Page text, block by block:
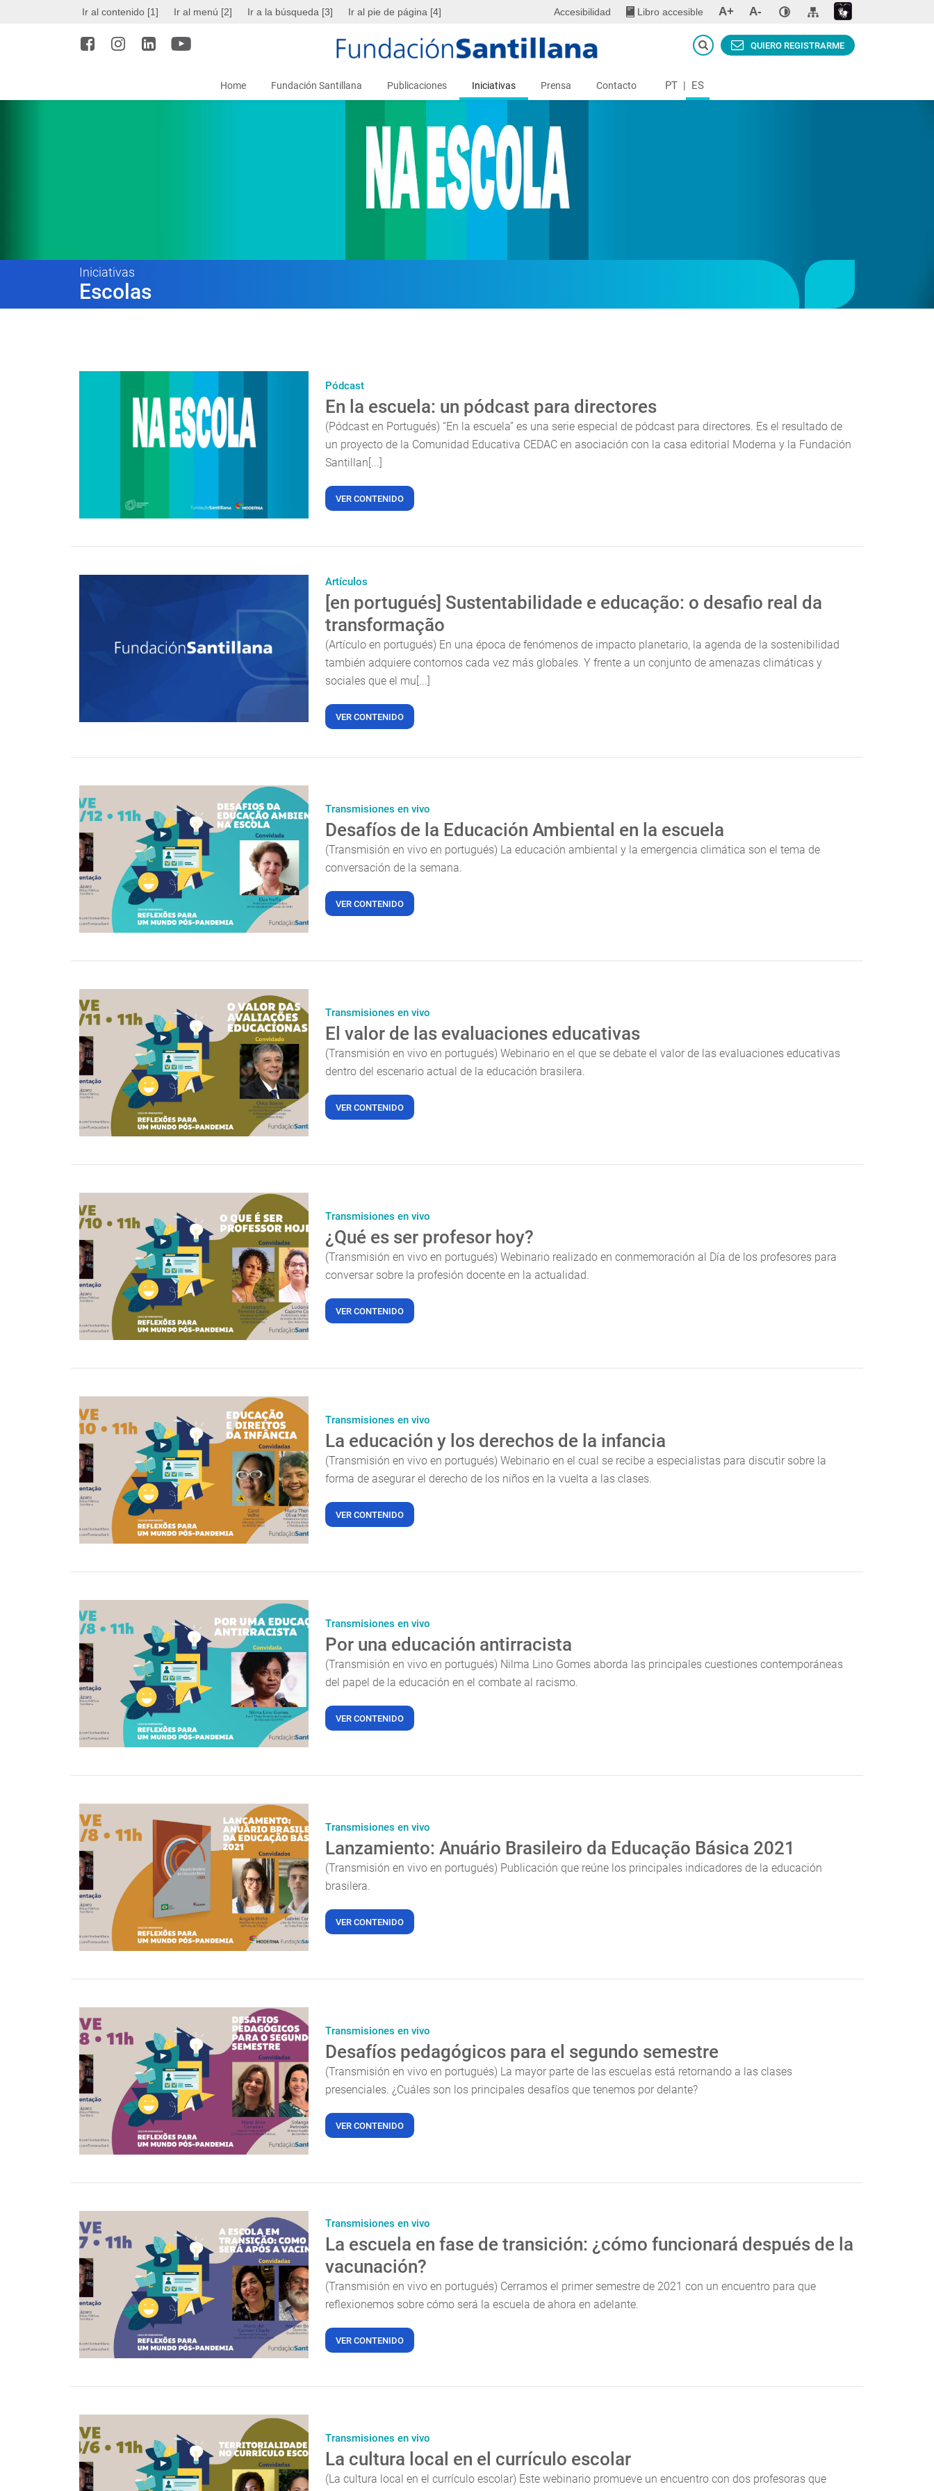
Ir al contenido [1] Ir al menú [2] Ir a la búsqueda [3] Ir al pie de página [4] Accesibilidad Libro accesible A+ A-
Home Fundación Santillana Publicaciones Iniciativas Prensa Contacto PT | ES
QUIERO REGISTRARME
Iniciativas
Escolas
Pódcast
En la escuela: un pódcast para directores
(Pódcast en Portugués) “En la escuela” es una serie especial de pódcast para directores. Es el resultado de
un proyecto de la Comunidad Educativa CEDAC en asociación con la casa editorial Moderna y la Fundación
Santillan[...]
VER CONTENIDO
Artículos
[en portugués] Sustentabilidade e educação: o desafio real da
transformação
(Artículo en portugués) En una época de fenómenos de impacto planetario, la agenda de la sostenibilidad
también adquiere contornos cada vez más globales. Y frente a un conjunto de amenazas climáticas y
sociales que el mu[...]
VER CONTENIDO
Transmisiones en vivo
Desafíos de la Educación Ambiental en la escuela
(Transmisión en vivo en portugués) La educación ambiental y la emergencia climática son el tema de
conversación de la semana.
VER CONTENIDO
Transmisiones en vivo
El valor de las evaluaciones educativas
(Transmisión en vivo en portugués) Webinario en el que se debate el valor de las evaluaciones educativas
dentro del escenario actual de la educación brasilera.
VER CONTENIDO
Transmisiones en vivo
¿Qué es ser profesor hoy?
(Transmisión en vivo en portugués) Webinario realizado en conmemoración al Día de los profesores para
conversar sobre la profesión docente en la actualidad.
VER CONTENIDO
Transmisiones en vivo
La educación y los derechos de la infancia
(Transmisión en vivo en portugués) Webinario en el cual se recibe a especialistas para discutir sobre la
forma de asegurar el derecho de los niños en la vuelta a las clases.
VER CONTENIDO
Transmisiones en vivo
Por una educación antirracista
(Transmisión en vivo en portugués) Nilma Lino Gomes aborda las principales cuestiones contemporáneas
del papel de la educación en el combate al racismo.
VER CONTENIDO
Transmisiones en vivo
Lanzamiento: Anuário Brasileiro da Educação Básica 2021
(Transmisión en vivo en portugués) Publicación que reúne los principales indicadores de la educación
brasilera.
VER CONTENIDO
Transmisiones en vivo
Desafíos pedagógicos para el segundo semestre
(Transmisión en vivo en portugués) La mayor parte de las escuelas está retornando a las clases
presenciales. ¿Cuáles son los principales desafíos que tenemos por delante?
VER CONTENIDO
Transmisiones en vivo
La escuela en fase de transición: ¿cómo funcionará después de la
vacunación?
(Transmisión en vivo en portugués) Cerramos el primer semestre de 2021 con un encuentro para que
reflexionemos sobre cómo será la escuela de ahora en adelante.
VER CONTENIDO
Transmisiones en vivo
La cultura local en el currículo escolar
(La cultura local en el currículo escolar) Este webinario promueve un encuentro con dos profesoras que